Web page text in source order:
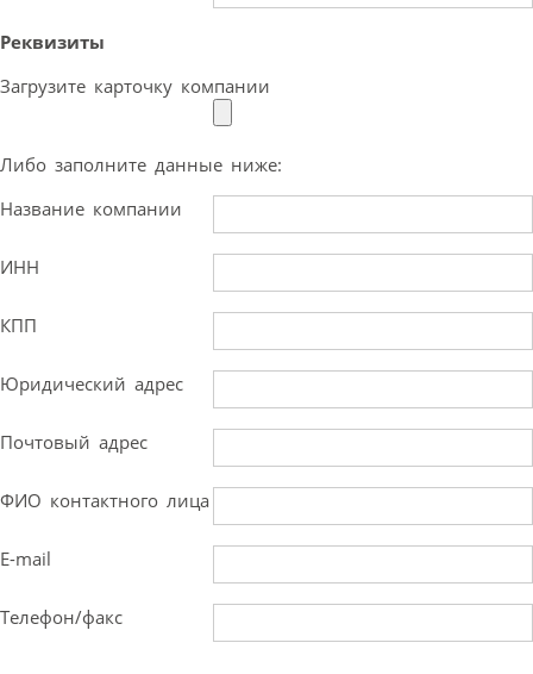
Реквизиты
Загрузите карточку компании
Либо заполните данные ниже:
Название компании
ИНН
КПП
Юридический адрес
Почтовый адрес
ФИО контактного лица
E-mail
Телефон/факс